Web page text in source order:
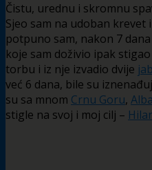
Čistu, urednu i skromnu
Sjeo sam na udoban krevet
potpuno sam, nakon 7
koje sam doživio ipak
torbu i iz nje izvadio dvije
već 6 dana, bile su
su sa mnom Crnu Goru,
stigle na svoj i moj cilj –